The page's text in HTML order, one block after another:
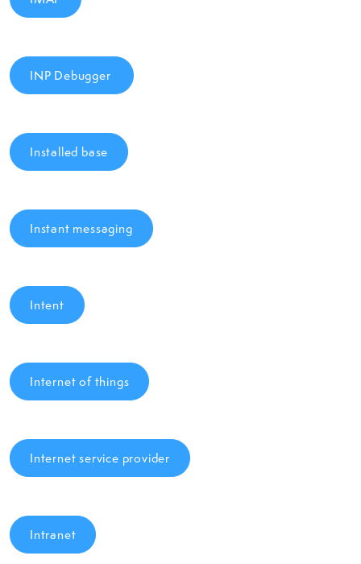
INP Debugger
Installed base
Instant messaging
Intent
Internet of things
Internet service provider
Intranet